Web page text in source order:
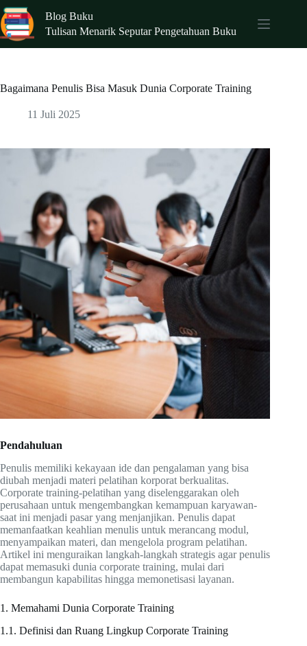
Skip
to
content
Blog Buku
Tulisan Menarik Seputar Pengetahuan Buku
Bagaimana Penulis Bisa Masuk Dunia Corporate Training
11 Juli 2025
Pendahuluan
Penulis memiliki kekayaan ide dan pengalaman yang bisa
diubah menjadi materi pelatihan korporat berkualitas.
Corporate training-pelatihan yang diselenggarakan oleh
perusahaan untuk mengembangkan kemampuan karyawan-
saat ini menjadi pasar yang menjanjikan. Penulis dapat
memanfaatkan keahlian menulis untuk merancang modul,
menyampaikan materi, dan mengelola program pelatihan.
Artikel ini menguraikan langkah-langkah strategis agar penulis
dapat memasuki dunia corporate training, mulai dari
membangun kapabilitas hingga memonetisasi layanan.
1. Memahami Dunia Corporate Training
1.1. Definisi dan Ruang Lingkup Corporate Training